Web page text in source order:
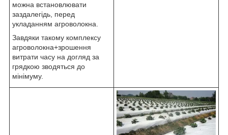
можна встановлювати
заздалегідь, перед
укладанням агроволокна.
Завдяки такому комплексу
агроволокна+зрошення
витрати часу на догляд за
грядкою зводяться до
мінімуму.